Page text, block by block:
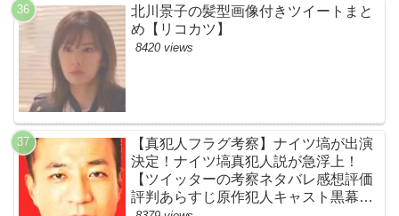
北川景子の髪型画像付きツイートまと
め【リコカツ】
8420 views
【真犯人フラグ考察】ナイツ塙が出演
決定！ナイツ塙真犯人説が急浮上！
【ツイッターの考察ネタバレ感想評価
評判あらすじ原作犯人キャスト黒幕伏